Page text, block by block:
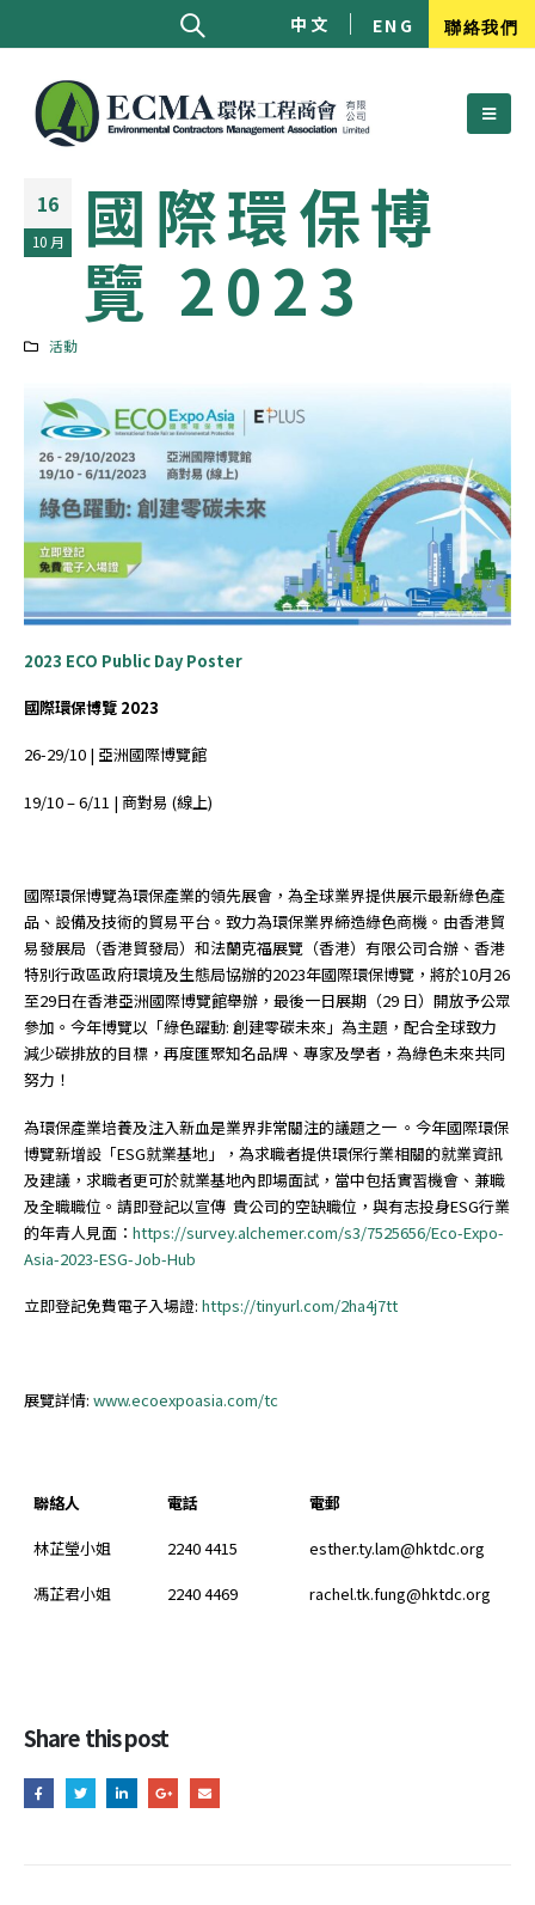
中文 ENG 聯絡我們
16
10 月
國際環保博
覽 2023
活動
2023 ECO Public Day Poster
國際環保博覽 2023
26-29/10 | 亞洲國際博覽館
19/10 – 6/11 | 商對易 (線上)
國際環保博覽為環保產業的領先展會，為全球業界提供展示最新綠色產
品、設備及技術的貿易平台。致力為環保業界締造綠色商機。由香港貿
易發展局（香港貿發局）和法蘭克福展覽（香港）有限公司合辦、香港
特別行政區政府環境及生態局協辦的2023年國際環保博覽，將於10月26
至29日在香港亞洲國際博覽館舉辦，最後一日展期（29 日）開放予公眾
參加。今年博覽以「綠色躍動: 創建零碳未來」為主題，配合全球致力
減少碳排放的目標，再度匯聚知名品牌、專家及學者，為綠色未來共同
努力！
為環保產業培養及注入新血是業界非常關注的議題之一 。今年國際環保
博覽新增設「ESG就業基地」，為求職者提供環保行業相關的就業資訊
及建議，求職者更可於就業基地內即場面試，當中包括實習機會、兼職
及全職職位。請即登記以宣傳 貴公司的空缺職位，與有志投身ESG行業
的年青人見面： https://survey.alchemer.com/s3/7525656/Eco-Expo-
Asia-2023-ESG-Job-Hub
立即登記免費電子入場證: https://tinyurl.com/2ha4j7tt
展覽詳情: www.ecoexpoasia.com/tc
聯絡人 電話
電郵
林芷瑩小姐
2240 4415
esther.ty.lam@hktdc.org
馮芷君小姐
2240 4469 rachel.tk.fung@hktdc.org
Share this post